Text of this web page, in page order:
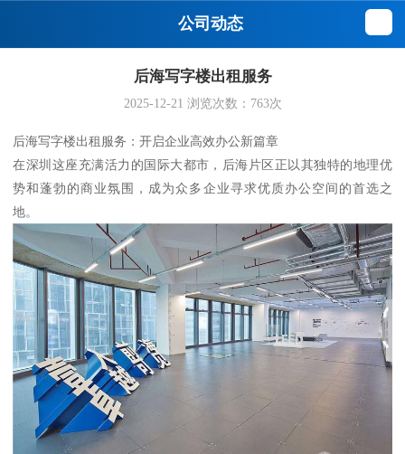
公司动态
后海写字楼出租服务
2025-12-21 浏览次数： 763次
后海写字楼出租服务：开启企业高效办公新篇章
在深圳这座充满活力的国际大都市，后海片区正以其独特的地理优
势和蓬勃的商业氛围，成为众多企业寻求优质办公空间的首选之
地。